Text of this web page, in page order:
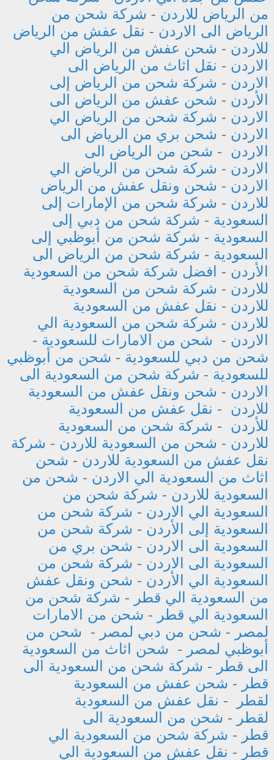
من الرياض للاردن - شركة شحن من
الرياض الى الاردن - نقل عفش من الرياض
للاردن - شحن عفش من الرياض الي
الاردن - نقل اثاث من الرياض الى
الاردن - شركة شحن من الرياض إلى
الأردن - شحن عفش من الرياض الى
الاردن - شركة شحن من الرياض الي
الاردن - شحن بري من الرياض الى
الاردن - شحن من الرياض الى
الاردن - شركة شحن من الرياض الي
الاردن - شحن ونقل عفش من الرياض
للاردن - شركة شحن من الإمارات إلى
السعودية - شركة شحن من دبي إلى
السعودية - شركة شحن من أبوظبي إلى
السعودية - شركة شحن من الرياض الى
الأردن - افضل شركة شحن من السعودية
للاردن - شركة شحن من السعودية
للاردن - نقل عفش من السعودية
للاردن - شركة شحن من السعودية الي
الاردن - شحن من الامارات للسعودية -
شحن من دبي للسعودية - شحن من أبوظبي
للسعودية - شركة شحن من السعودية الى
الاردن - شحن ونقل عفش من السعودية
للاردن - نقل عفش من السعودية
للأردن - شركة شحن من السعودية
للاردن - شحن من السعودية للاردن - شركة
نقل عفش من السعودية للاردن - شحن
اثاث من السعودية الي الاردن - شحن من
السعودية للاردن - شركة شحن من
السعودية الي الاردن - شركة شحن من
السعودية إلى الأردن - شركة شحن من
السعودية الى الاردن - شحن بري من
السعودية الى الاردن - شركة شحن من
السعودية الي الأردن - شحن ونقل عفش
من السعودية الي قطر - شركة شحن من
السعودية الي قطر - شحن من الامارات
لمصر - شحن من دبي لمصر - شحن من
أبوظبي لمصر - شحن اثاث من السعودية
الى قطر - شركة شحن من السعودية الى
قطر - شحن عفش من السعودية
لقطر
- نقل عفش من السعودية
لقطر - شحن من السعودية الى
قطر - شركة شحن من السعودية الي
قطر - نقل عفش من السعودية الي